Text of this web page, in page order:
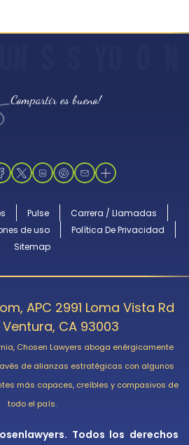
Compartir es bueno!
Pulse
Carrera / Llamadas
de uso
Política De Privacidad
Sitemap
APC 2991 Loma Vista Rd
Ventura, CA 93003
Chosen Lawyers aboga enérgicamente
de alianzas estratégicas con algunos
más capaces, creíbles y compasivos de
todo el país.
Todos los derechos